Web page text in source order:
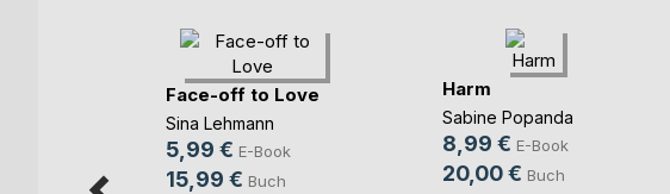
Face-off to Love
Sina Lehmann
5,99 € E-Book
15,99 € Buch
Harm
Sabine Popanda
8,99 € E-Book
20,00 € Buch